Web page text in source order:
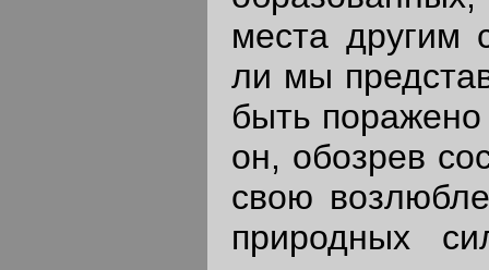
места другим
ли мы
быть поражено
он, обозрев
свою
природных